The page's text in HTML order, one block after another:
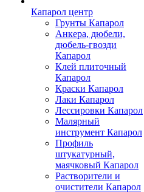
Капарол центр
Грунты Капарол
Анкера, дюбели,
дюбель-гвозди
Капарол
Клей плиточный
Капарол
Краски Капарол
Лаки Капарол
Лессировки Капарол
Малярный
инструмент Капарол
Профиль
штукатурный,
маячковый Капарол
Растворители и
очистители Капарол